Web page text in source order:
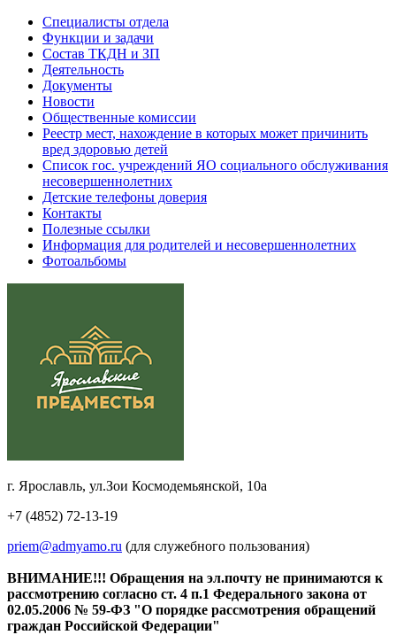
Специалисты отдела
Функции и задачи
Состав ТКДН и ЗП
Деятельность
Документы
Новости
Общественные комиссии
Реестр мест, нахождение в которых может причинить
вред здоровью детей
Список гос. учреждений ЯО социального обслуживания
несовершеннолетних
Детские телефоны доверия
Контакты
Полезные ссылки
Информация для родителей и несовершеннолетних
Фотоальбомы
г. Ярославль, ул.Зои Космодемьянской, 10а
+7 (4852) 72-13-19
priem@admyamo.ru (для служебного пользования)
ВНИМАНИЕ!!! Обращения на эл.почту не принимаются к
рассмотрению согласно ст. 4 п.1 Федерального закона от
02.05.2006 № 59-ФЗ "О порядке рассмотрения обращений
граждан Российской Федерации"